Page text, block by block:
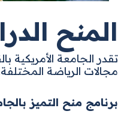
المنح
تقدر الجامعة الأمريكية
مجالات الرياضة المختلفة.
برنامج منح التميز